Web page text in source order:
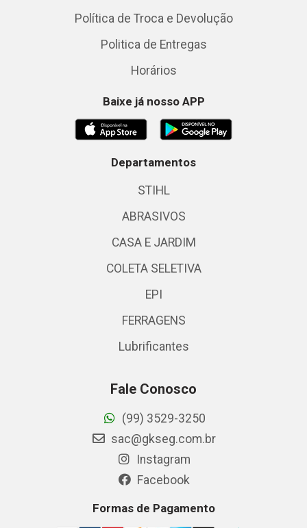
Política de Troca e Devolução
Politica de Entregas
Horários
Baixe já nosso APP
Departamentos
STIHL
ABRASIVOS
CASA E JARDIM
COLETA SELETIVA
EPI
FERRAGENS
Lubrificantes
Fale Conosco
(99) 3529-3250
sac@gkseg.com.br
Instagram
Facebook
Formas de Pagamento